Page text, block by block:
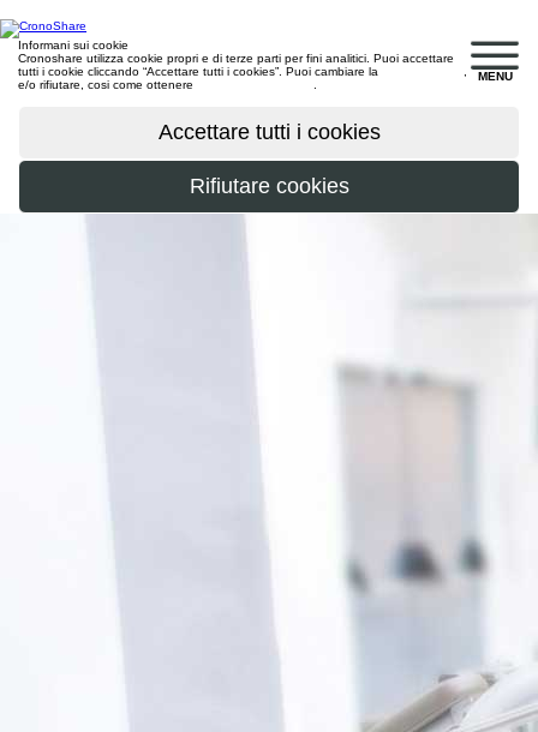
MENU
Informani sui cookie
Cronoshare utilizza cookie propri e di terze parti per fini analitici. Puoi accettare
tutti i cookie cliccando “Accettare tutti i cookies”. Puoi cambiare la
e/o rifiutare, cosi come ottenere